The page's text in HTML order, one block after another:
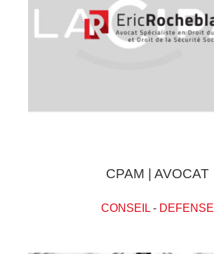
CPAM | AVOCAT
CONSEIL- DEFENSE